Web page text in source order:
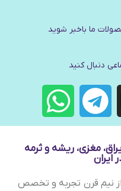
ما باخبر شوید
دنبال کنید
مغزی، ریشه و ثرمه
ایران
نیم قرن تجربه و تخصص